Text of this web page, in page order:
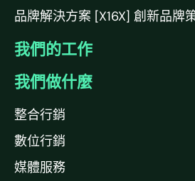
品牌解決方案 [X16X] 創新品牌
我們的工作
我們做什麼
整合行銷
數位行銷
媒體服務